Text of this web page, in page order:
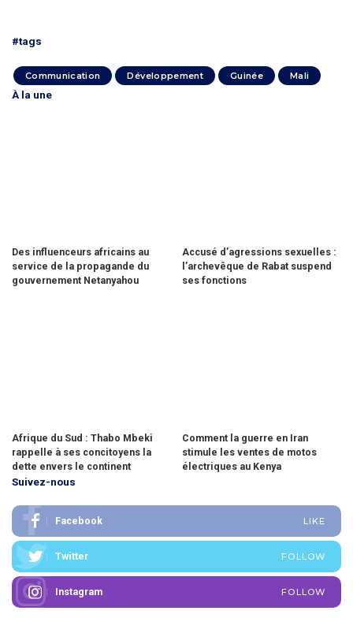
#tags
Communication Développement Guinée Mali
À la une
Des influenceurs africains au
service de la propagande du
gouvernement Netanyahou
Accusé d’agressions sexuelles :
l’archevêque de Rabat suspend
ses fonctions
Afrique du Sud : Thabo Mbeki
rappelle à ses concitoyens la
dette envers le continent
Comment la guerre en Iran
stimule les ventes de motos
électriques au Kenya
Suivez-nous
Facebook LIKE
Twitter FOLLOW
Instagram FOLLOW